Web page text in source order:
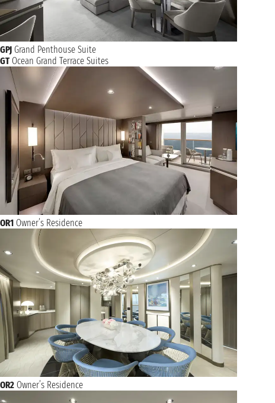
GPJ Grand Penthouse Suite
GT Ocean Grand Terrace Suites
OR1 Owner’s Residence
OR2 Owner’s Residence